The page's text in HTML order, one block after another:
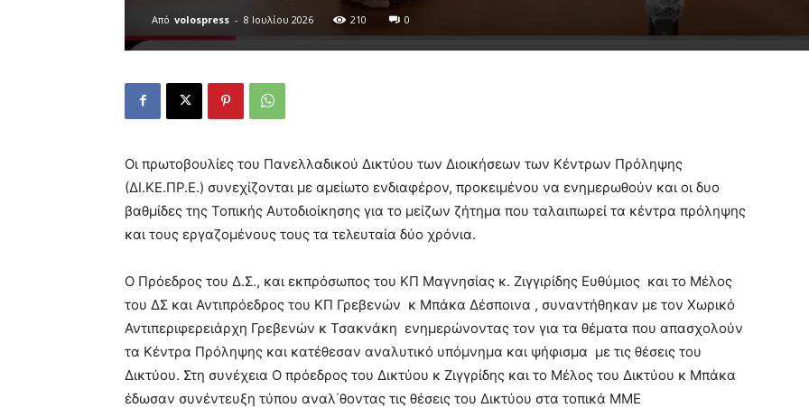
Από volospress - 8 Ιουλίου 2026 210 0
Οι πρωτοβουλίες του Πανελλαδικού Δικτύου των Διοικήσεων των Κέντρων Πρόληψης
(ΔΙ.ΚΕ.ΠΡ.Ε.) συνεχίζονται με αμείωτο ενδιαφέρον, προκειμένου να ενημερωθούν και οι δυο
βαθμίδες της Τοπικής Αυτοδιοίκησης για το μείζων ζήτημα που ταλαιπωρεί τα κέντρα πρόληψης
και τους εργαζομένους τους τα τελευταία δύο χρόνια.
Ο Πρόεδρος του Δ.Σ., και εκπρόσωπος του ΚΠ Μαγνησίας κ. Ζιγγιρίδης Ευθύμιος και το Μέλος
του ΔΣ και Αντιπρόεδρος του ΚΠ Γρεβενών κ Μπάκα Δέσποινα , συναντήθηκαν με τον Χωρικό
Αντιπεριφερειάρχη Γρεβενών κ Τσακνάκη ενημερώνοντας τον για τα θέματα που απασχολούν
τα Κέντρα Πρόληψης και κατέθεσαν αναλυτικό υπόμνημα και ψήφισμα με τις θέσεις του
Δικτύου. Στη συνέχεια Ο πρόεδρος του Δικτύου κ Ζιγγρίδης και το Μέλος του Δικτύου κ Μπάκα
έδωσαν συνέντευξη τύπου αναλ΄θοντας τις θέσεις του Δικτύου στα τοπικά ΜΜΕ